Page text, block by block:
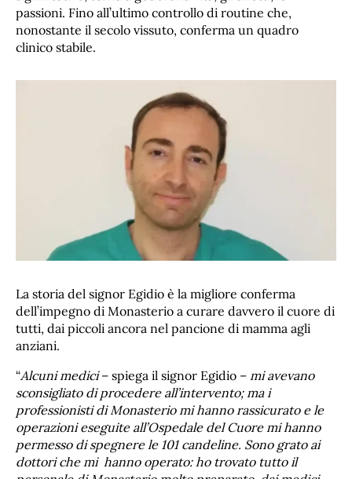
passioni. Fino all’ultimo controllo di routine che,
nonostante il secolo vissuto, conferma un quadro
clinico stabile.
La storia del signor Egidio è la migliore conferma
dell’impegno di Monasterio a curare davvero il cuore di
tutti, dai piccoli ancora nel pancione di mamma agli
anziani.
“Alcuni medici– spiega il signor Egidio – mi avevano
sconsigliato di procedere all’intervento; ma i
professionisti di Monasterio mi hanno rassicurato e le
operazioni eseguite all’Ospedale del Cuore mi hanno
permesso di spegnere le 101 candeline. Sono grato ai
dottori che mi hanno operato: ho trovato tutto il